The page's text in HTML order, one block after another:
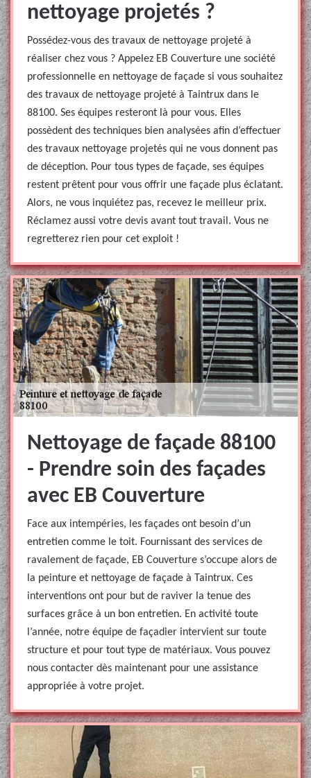
nettoyage projetés ?
Possédez-vous des travaux de nettoyage projeté à
réaliser chez vous ? Appelez EB Couverture une société
professionnelle en nettoyage de façade si vous souhaitez
des travaux de nettoyage projeté à Taintrux dans le
88100. Ses équipes resteront là pour vous. Elles
possèdent des techniques bien analysées afin d’effectuer
des travaux nettoyage projetés qui ne vous donnent pas
de déception. Pour tous types de façade, ses équipes
restent prêtent pour vous offrir une façade plus éclatant.
Alors, ne vous inquiétez pas, recevez le meilleur prix.
Réclamez aussi votre devis avant tout travail. Vous ne
regretterez rien pour cet exploit !
Nettoyage de façade 88100
- Prendre soin des façades
avec EB Couverture
Face aux intempéries, les façades ont besoin d’un
entretien comme le toit. Fournissant des services de
ravalement de façade, EB Couverture s’occupe alors de
la peinture et nettoyage de façade à Taintrux. Ces
interventions ont pour but de raviver la tenue des
surfaces grâce à un bon entretien. En activité toute
l’année, notre équipe de façadier intervient sur toute
structure et pour tout type de matériaux. Vous pouvez
nous contacter dès maintenant pour une assistance
appropriée à votre projet.